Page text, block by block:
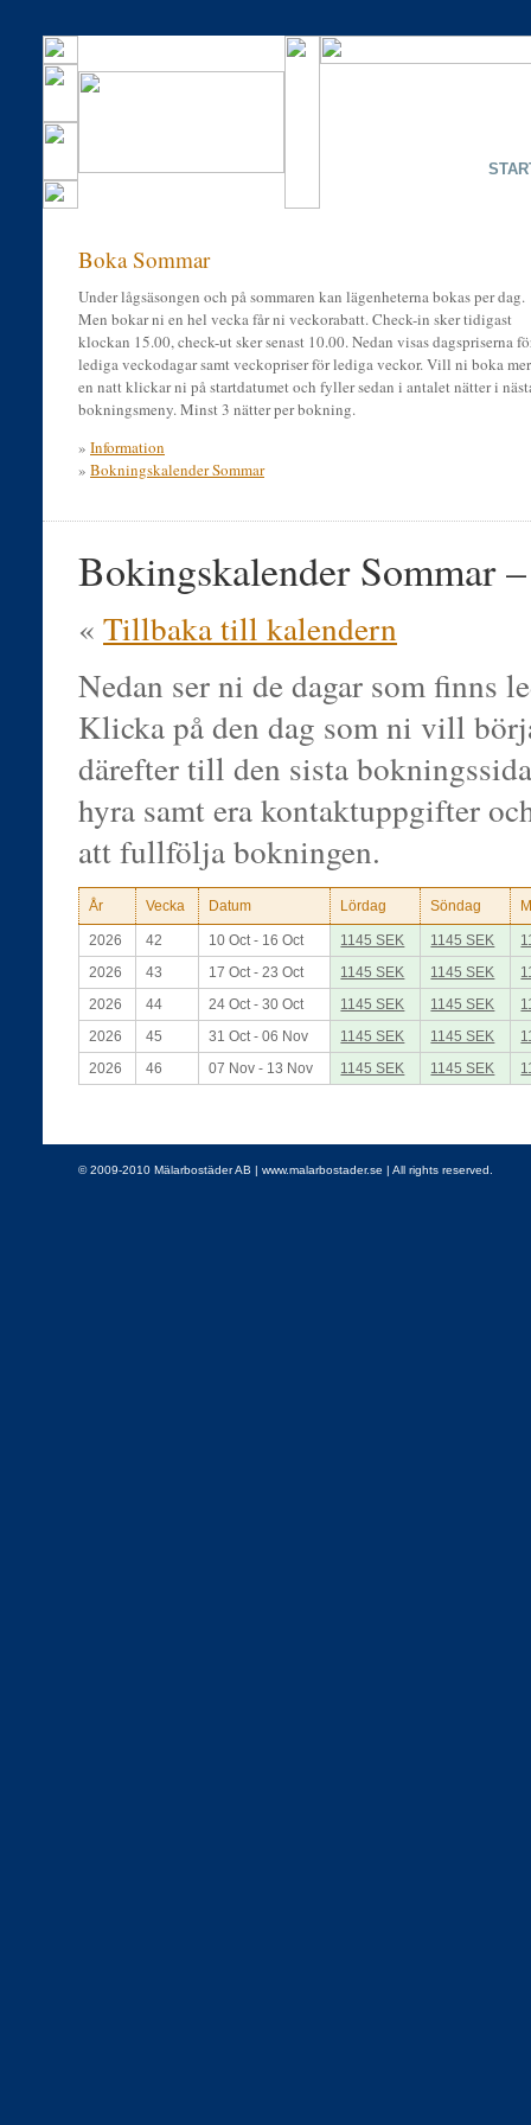
Boka Sommar
Under lågsäsongen och på sommaren kan lägenheterna bokas per dag.
Men bokar ni en hel vecka får ni veckorabatt. Check-in sker tidigast
klockan 15.00, check-ut sker senast 10.00. Nedan visas dagspriserna
lediga veckodagar samt veckopriser för lediga veckor. Vill ni boka
en natt klickar ni på startdatumet och fyller sedan i antalet nätter i
bokningsmeny. Minst 3 nätter per bokning.
» Information
» Bokningskalender Sommar
Bokingskalender Sommar
« Tillbaka till kalendern
Nedan ser ni de dagar som finns
Klicka på den dag som ni vill
därefter till den sista
hyra samt era kontaktuppgifter
att fullfölja bokningen.
År Vecka Datum Lördag Söndag
2026 42 10 Oct - 16 Oct 1145 SEK 1145 SEK
2026
43 17 Oct - 23 Oct 1145 SEK 1145 SEK
2026
44 24 Oct - 30 Oct 1145 SEK 1145 SEK
2026
45 31 Oct - 06 Nov 1145 SEK 1145 SEK
2026
46 07 Nov - 13 Nov 1145 SEK 1145 SEK
© 2009-2010 Mälarbostäder AB | www.malarbostader.se | All rights reserved.